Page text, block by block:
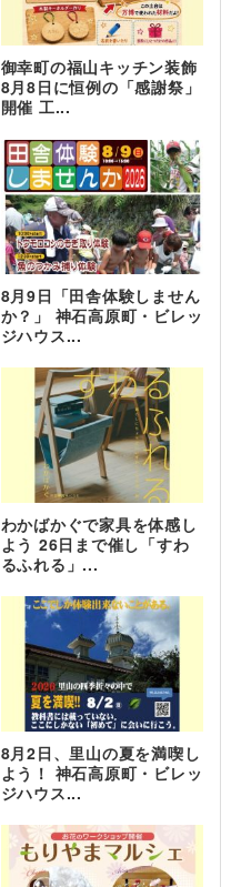
御幸町の福山キッチン装飾
8月8日に恒例の「感謝祭」
開催 工...
8月9日「田舎体験しません
か？」 神石高原町・ビレッ
ジハウス...
わかばかぐで家具を体感し
よう 26日まで催し「すわ
るふれる」...
8月2日、里山の夏を満喫し
よう！ 神石高原町・ビレッ
ジハウス...